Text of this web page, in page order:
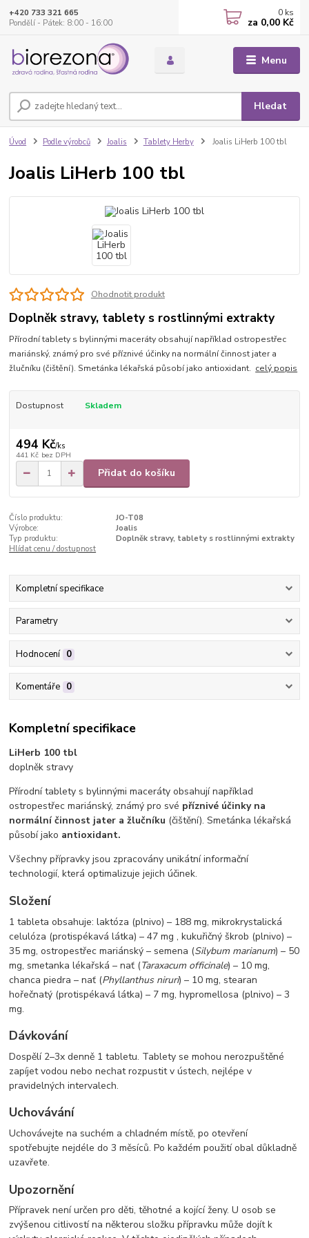
Menu
Hledat
+420 733 321 665
Pondělí - Pátek: 8:00 - 16:00
0 ks
za 0,00 Kč
Úvod Podle výrobců Joalis Tablety Herby Joalis LiHerb 100 tbl
Joalis LiHerb 100 tbl
Ohodnotit produkt
Doplněk stravy, tablety s rostlinnými extrakty
Přírodní tablety s bylinnými maceráty obsahují například ostropestřec
mariánský, známý pro své příznivé účinky na normální činnost jater a
žlučníku (čištění). Smetánka lékařská působí jako antioxidant. celý popis
Dostupnost Skladem
494 Kč/ks
441 Kč bez DPH
Přidat do košíku
Číslo produktu:
JO-T08
Výrobce:
Joalis
Typ produktu:
Doplněk stravy, tablety s rostlinnými extrakty
Hlídat cenu / dostupnost
Kompletní specifikace
Parametry
Hodnocení 0
Komentáře 0
Kompletní specifikace
LiHerb 100 tbl
doplněk stravy
Přírodní tablety s bylinnými maceráty obsahují například
ostropestřec mariánský, známý pro své příznivé účinky na
normální činnost jater a žlučníku (čištění). Smetánka lékařská
působí jako antioxidant.
Všechny přípravky jsou zpracovány unikátní informační
technologií, která optimalizuje jejich účinek.
Složení
1 tableta obsahuje: laktóza (plnivo) – 188 mg, mikrokrystalická
celulóza (protispékavá látka) – 47 mg , kukuřičný škrob (plnivo) –
35 mg, ostropestřec mariánský – semena (Silybum marianum) – 50
mg, smetanka lékařská – nať (Taraxacum officinale) – 10 mg,
chanca piedra – nať (Phyllanthus niruri) – 10 mg, stearan
hořečnatý (protispékavá látka) – 7 mg, hypromellosa (plnivo) – 3
mg.
Dávkování
Dospělí 2–3x denně 1 tabletu. Tablety se mohou nerozpuštěné
zapíjet vodou nebo nechat rozpustit v ústech, nejlépe v
pravidelných intervalech.
Uchovávání
Uchovávejte na suchém a chladném místě, po otevření
spotřebujte nejdéle do 3 měsíců. Po každém použití obal důkladně
uzavřete.
Upozornění
Přípravek není určen pro děti, těhotné a kojící ženy. U osob se
zvýšenou citlivostí na některou složku přípravku může dojít k